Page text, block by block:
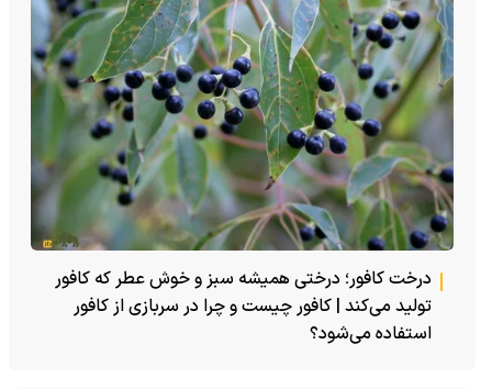
درخت کافور؛ درختی همیشه سبز و خوش عطر که کافور
تولید می‌کند | کافور چیست و چرا در سربازی از کافور
استفاده می‌شود؟